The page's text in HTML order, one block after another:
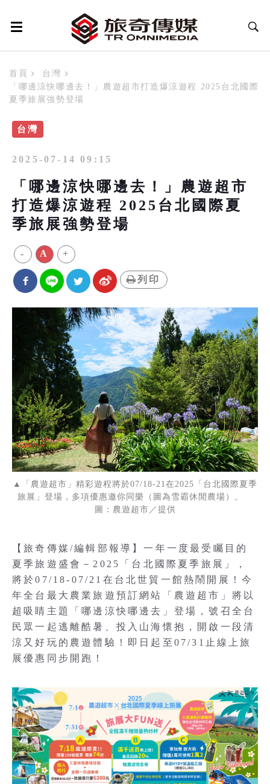
首頁
台灣
「哪邊涼快哪邊去！」農遊超市打造爆涼遊程 2025台北國際
夏季旅展強勢登場
台灣
2025-07-14 09:15
「哪邊涼快哪邊去！」農遊超市
打造爆涼遊程 2025台北國際夏
季旅展強勢登場
- A +
列印
▲「農遊超市」精彩遊程將於07/18-21在2025「台北國際夏季
旅展」登場，多項優惠邀你同樂（圖為雪霸休閒農場）。
圖：農遊超市／提供
【旅奇傳媒/編輯部報導】一年一度最受矚目的
夏季旅遊盛會－2025「台北國際夏季旅展」，
將於07/18-07/21在台北世貿一館熱鬧開展！今
年全台最大農業旅遊預訂網站「農遊超市」將以
超吸睛主題「哪邊涼快哪邊去」登場，號召全台
民眾一起逃離酷暑、投入山海懷抱，開啟一段清
涼又好玩的農遊體驗！即日起至07/31止線上旅
展優惠同步開跑！